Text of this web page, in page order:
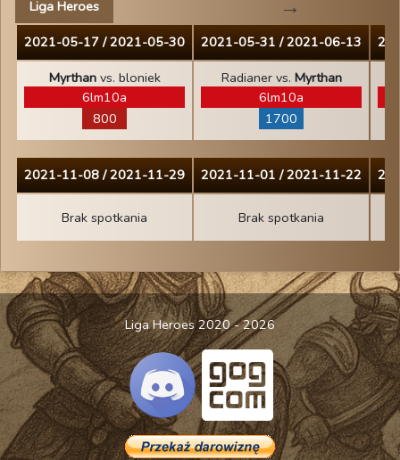
Liga Heroes
2021-05-17 / 2021-05-30
2021-05-31 / 2021-06-13
Myrthanvs. bloniek
6lm10a
800
Radianer vs. Myrthan
6lm10a
1700
2021-11-08 / 2021-11-29 2021-11-01 / 2021-11-22
Brak spotkania Brak spotkania
Liga Heroes 2020 - 2026